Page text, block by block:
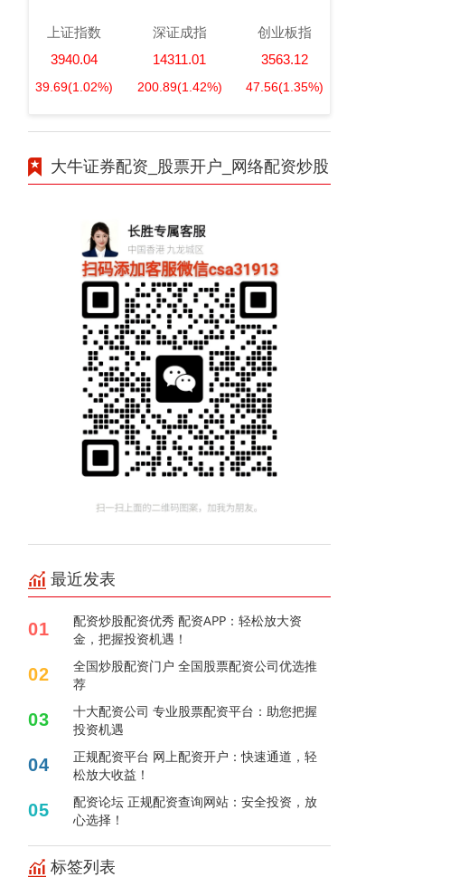
上证指数
3940.04
39.69(1.02%)
深证成指
14311.01
200.89(1.42%)
创业板指
3563.12
47.56(1.35%)
大牛证券配资_股票开户_网络配资炒股
最近发表
01
配资炒股配资优秀 配资APP：轻松放大资
金，把握投资机遇！
02
全国炒股配资门户 全国股票配资公司优选推
荐
03
十大配资公司 专业股票配资平台：助您把握
投资机遇
04
正规配资平台 网上配资开户：快速通道，轻
松放大收益！
05
配资论坛 正规配资查询网站：安全投资，放
心选择！
标签列表